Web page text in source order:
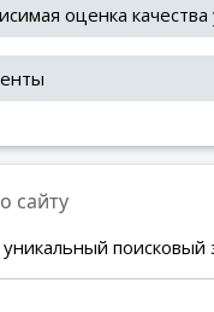
оценка качества
сайту
поисковый